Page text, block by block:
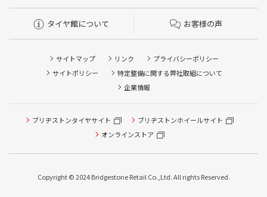
タイヤ館について お客様の声
サイトマップ リンク
プライバシーポリシー
サイトポリシー
特定整備に関する弊社取組について
企業情報
ブリヂストンタイヤサイト
ブリヂストンホイールサイト
オンラインストア
Copyright © 2024 Bridgestone Retail Co.,Ltd. All rights Reserved.
タイヤ点検・安全点検/タイヤ履き替え/オイル交換/その他
ピット作業の予約
本日のタイヤ履き替え順番待ち予約 ※クローク契約会員の